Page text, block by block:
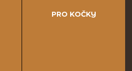
PRO KOČKY